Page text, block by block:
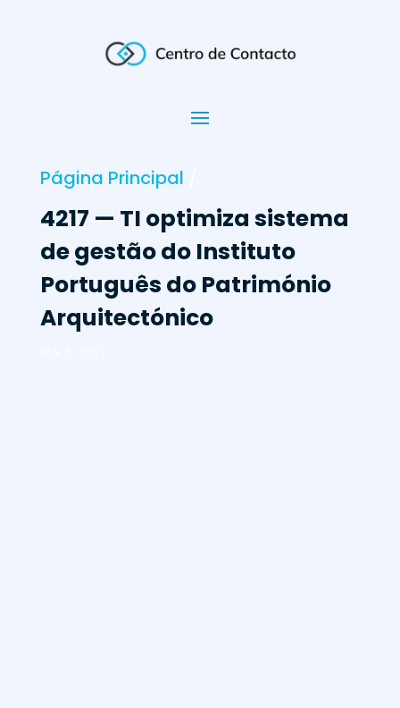
Página Principal
4217 — TI optimiza sistema
de gestão do Instituto
Português do Património
Arquitectónico